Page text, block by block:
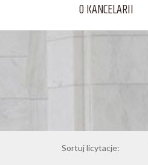
O KANCELARII
Sortuj licytacje: